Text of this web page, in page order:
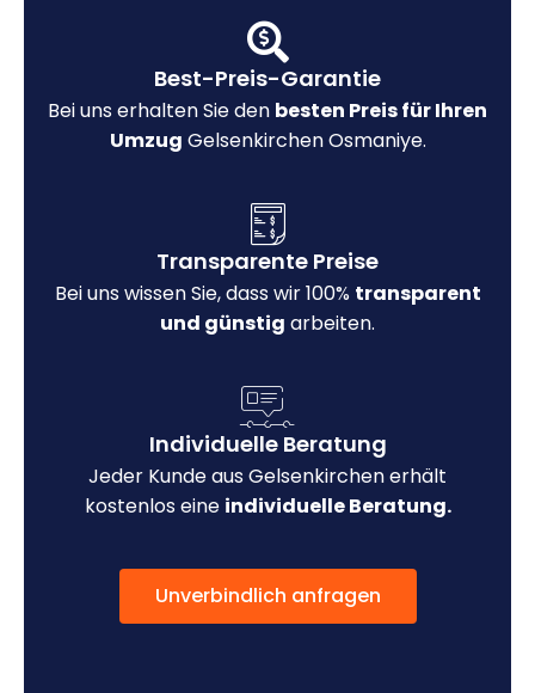
Best-Preis-Garantie
Bei uns erhalten Sie den besten Preis für Ihren
Umzug Gelsenkirchen Osmaniye.
Transparente Preise
Bei uns wissen Sie, dass wir 100% transparent
und günstig arbeiten.
Individuelle Beratung
Jeder Kunde aus Gelsenkirchen erhält
kostenlos eine individuelle Beratung.
Unverbindlich anfragen